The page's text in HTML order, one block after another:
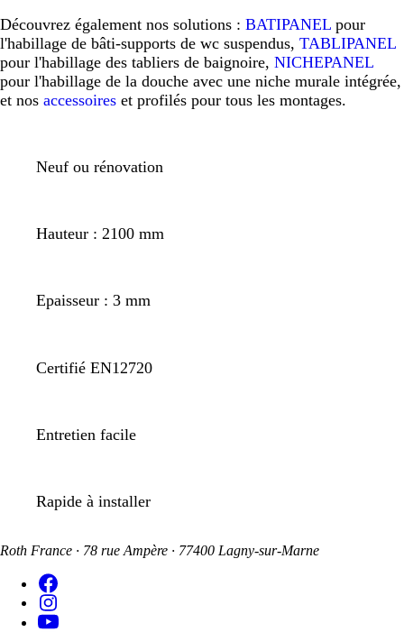
Découvrez également nos solutions : BATIPANEL pour
l'habillage de bâti-supports de wc suspendus, TABLIPANEL
pour l'habillage des tabliers de baignoire, NICHEPANEL
pour l'habillage de la douche avec une niche murale intégrée,
et nos accessoires et profilés pour tous les montages.
Neuf ou rénovation
Hauteur : 2100 mm
Epaisseur : 3 mm
Certifié EN12720
Entretien facile
Rapide à installer
Roth France · 78 rue Ampère · 77400 Lagny-sur-Marne